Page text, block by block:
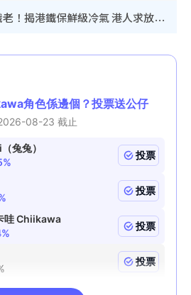
內地客歎港人唔識老！揭港鐵保鮮級冷氣 港人求放過：咪投訴